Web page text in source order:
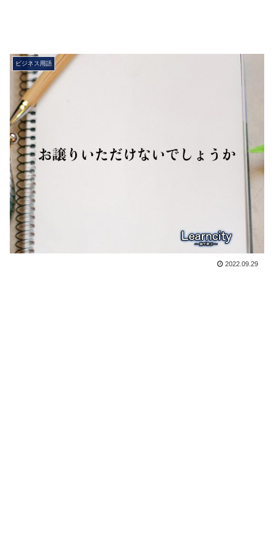
ビジネス用語
2022.09.29